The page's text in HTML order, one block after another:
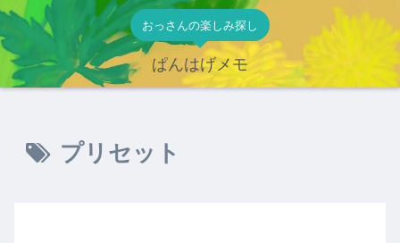
おっさんの楽しみ探し
ぱんはげメモ
プリセット